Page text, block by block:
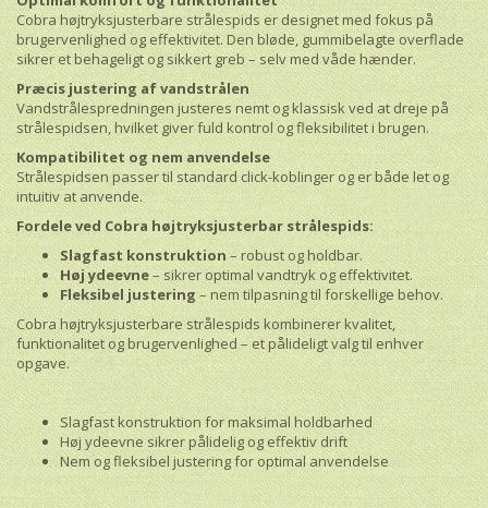
Cobra højtryksjusterbare strålespids er designet med fokus på
brugervenlighed og effektivitet. Den bløde, gummibelagte overflade
sikrer et behageligt og sikkert greb – selv med våde hænder.
Præcis justering af vandstrålen
Vandstrålespredningen justeres nemt og klassisk ved at dreje på
strålespidsen, hvilket giver fuld kontrol og fleksibilitet i brugen.
Kompatibilitet og nem anvendelse
Strålespidsen passer til standard click-koblinger og er både let og
intuitiv at anvende.
Fordele ved Cobra højtryksjusterbar strålespids:
Slagfast konstruktion – robust og holdbar.
Høj ydeevne– sikrer optimal vandtryk og effektivitet.
Fleksibel justering – nem tilpasning til forskellige behov.
Cobra højtryksjusterbare strålespids kombinerer kvalitet,
funktionalitet og brugervenlighed – et pålideligt valg til enhver
opgave.
Slagfast konstruktion for maksimal holdbarhed
Høj ydeevne sikrer pålidelig og effektiv drift
Nem og fleksibel justering for optimal anvendelse